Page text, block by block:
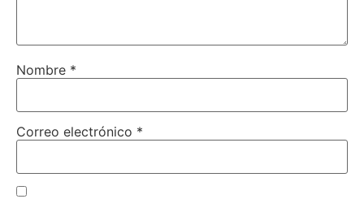
Nombre *
Correo electrónico *